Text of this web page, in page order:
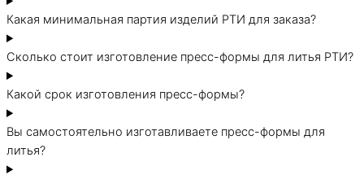
Какая минимальная партия изделий РТИ для заказа?
Сколько стоит изготовление пресс-формы для литья РТИ?
Какой срок изготовления пресс-формы?
Вы самостоятельно изготавливаете пресс-формы для
литья?